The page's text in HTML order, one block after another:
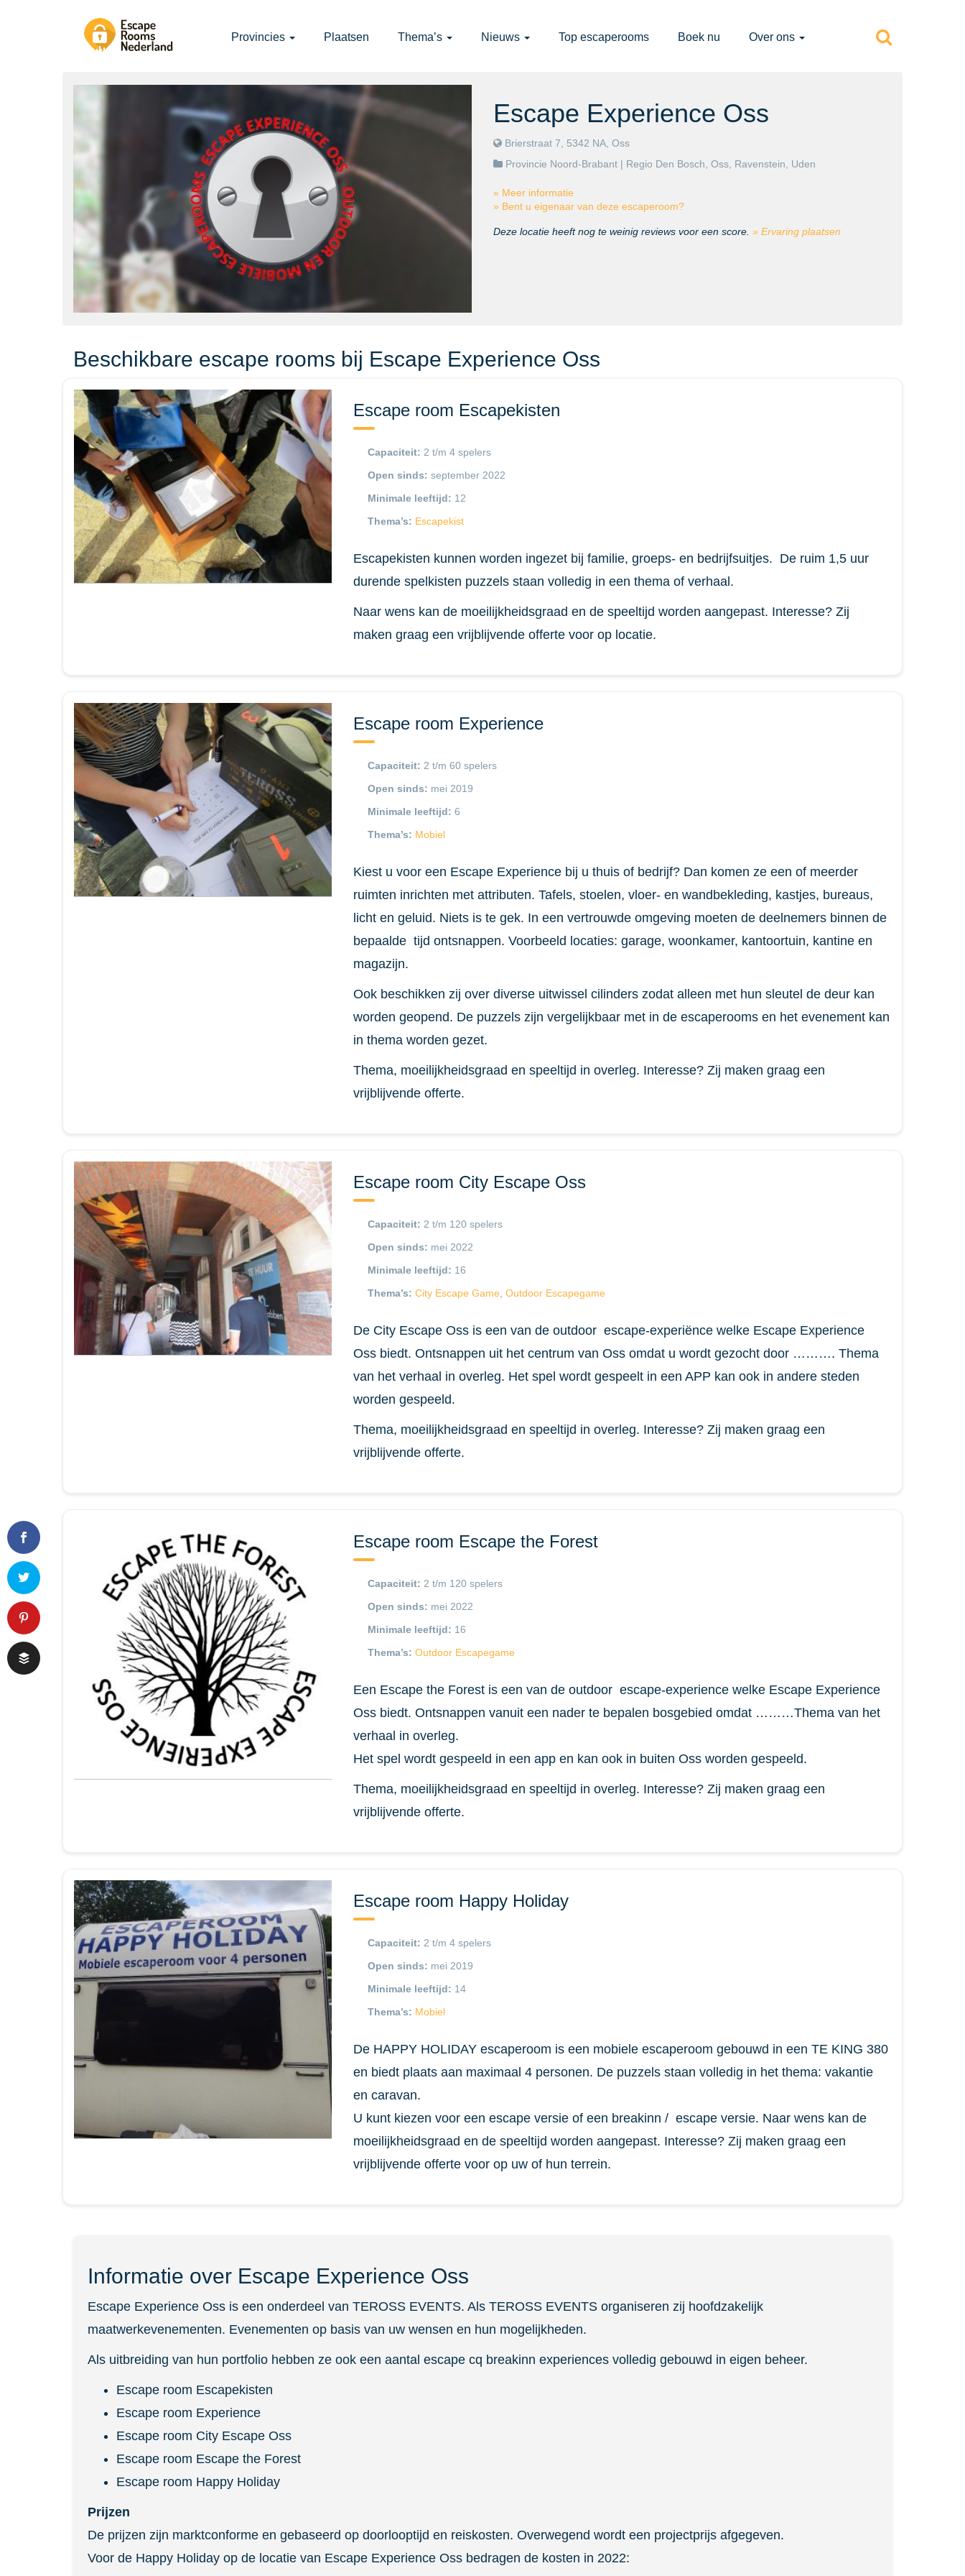
Provincies Plaatsen Thema’s Nieuws Top escaperooms Boek nu Over ons
Escape Experience Oss
Brierstraat 7, 5342 NA, Oss
Provincie Noord-Brabant | Regio Den Bosch Oss Ravenstein Uden
» Meer informatie
» Bent u eigenaar van deze escaperoom?
Deze locatie heeft nog te weinig reviews voor een score. » Ervaring plaatsen
Beschikbare escape rooms bij Escape Experience Oss
Escape room Escapekisten
Capaciteit: 2 t/m 4 spelers
Open sinds:september 2022
Minimale leeftijd: 12
Thema’s: Escapekist
Escapekisten kunnen worden ingezet bij familie, groeps- en bedrijfsuitjes. De ruim 1,5 uur
durende spelkisten puzzels staan volledig in een thema of verhaal.
Naar wens kan de moeilijkheidsgraad en de speeltijd worden aangepast. Interesse? Zij
maken graag een vrijblijvende offerte voor op locatie.
Escape room Experience
Capaciteit: 2 t/m 60 spelers
Open sinds: mei 2019
Minimale leeftijd:6
Thema’s: Mobiel
Kiest u voor een Escape Experience bij u thuis of bedrijf? Dan komen ze een of meerder
ruimten inrichten met attributen. Tafels, stoelen, vloer- en wandbekleding, kastjes, bureaus,
licht en geluid. Niets is te gek. In een vertrouwde omgeving moeten de deelnemers binnen de
bepaalde tijd ontsnappen. Voorbeeld locaties: garage, woonkamer, kantoortuin, kantine en
magazijn.
Ook beschikken zij over diverse uitwissel cilinders zodat alleen met hun sleutel de deur kan
worden geopend. De puzzels zijn vergelijkbaar met in de escaperooms en het evenement kan
in thema worden gezet.
Thema, moeilijkheidsgraad en speeltijd in overleg. Interesse? Zij maken graag een
vrijblijvende offerte.
Escape room City Escape Oss
Capaciteit: 2 t/m 120 spelers
Open sinds: mei 2022
Minimale leeftijd: 16
Thema’s:City Escape Game ,Outdoor Escapegame
De City Escape Oss is een van de outdoor escape-experiënce welke Escape Experience
Oss biedt. Ontsnappen uit het centrum van Oss omdat u wordt gezocht door ………. Thema
van het verhaal in overleg. Het spel wordt gespeelt in een APP kan ook in andere steden
worden gespeeld.
Thema, moeilijkheidsgraad en speeltijd in overleg. Interesse? Zij maken graag een
vrijblijvende offerte.
Escape room Escape the Forest
Capaciteit: 2 t/m 120 spelers
Open sinds: mei 2022
Minimale leeftijd: 16
Thema’s:Outdoor Escapegame
Een Escape the Forest is een van de outdoor escape-experience welke Escape Experience
Oss biedt. Ontsnappen vanuit een nader te bepalen bosgebied omdat ………Thema van het
verhaal in overleg.
Het spel wordt gespeeld in een app en kan ook in buiten Oss worden gespeeld.
Thema, moeilijkheidsgraad en speeltijd in overleg. Interesse? Zij maken graag een
vrijblijvende offerte.
Escape room Happy Holiday
Capaciteit: 2 t/m 4 spelers
Open sinds: mei 2019
Minimale leeftijd: 14
Thema’s: Mobiel
De HAPPY HOLIDAY escaperoom is een mobiele escaperoom gebouwd in een TE KING 380
en biedt plaats aan maximaal 4 personen. De puzzels staan volledig in het thema: vakantie
en caravan.
U kunt kiezen voor een escape versie of een breakinn / escape versie. Naar wens kan de
moeilijkheidsgraad en de speeltijd worden aangepast. Interesse? Zij maken graag een
vrijblijvende offerte voor op uw of hun terrein.
Informatie over Escape Experience Oss
Escape Experience Oss is een onderdeel van TEROSS EVENTS. Als TEROSS EVENTS organiseren zij hoofdzakelijk
maatwerkevenementen. Evenementen op basis van uw wensen en hun mogelijkheden.
Als uitbreiding van hun portfolio hebben ze ook een aantal escape cq breakinn experiences volledig gebouwd in eigen beheer.
Escape room Escapekisten
Escape room Experience
Escape room City Escape Oss
Escape room Escape the Forest
Escape room Happy Holiday
Prijzen
De prijzen zijn marktconforme en gebaseerd op doorlooptijd en reiskosten. Overwegend wordt een projectprijs afgegeven.
Voor de Happy Holiday op de locatie van Escape Experience Oss bedragen de kosten in 2022: